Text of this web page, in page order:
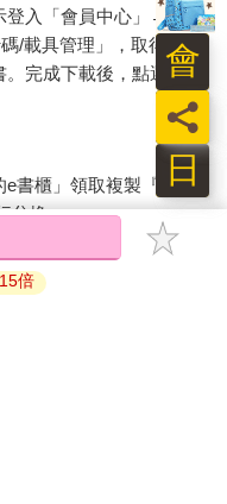
登入「會員中心」→「我
/載具管理」，取得通行
完成下載後，點選任一
書櫃」領取複製『兌換
兌換。
子書僅能以金石堂專屬
倍
日
員
會